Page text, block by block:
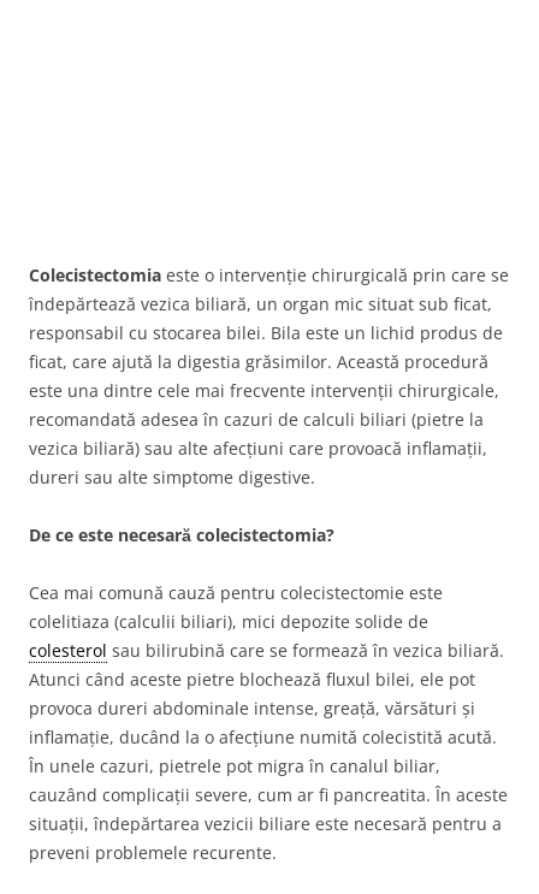
Colecistectomia este o intervenție chirurgicală prin care se
îndepărtează vezica biliară, un organ mic situat sub ficat,
responsabil cu stocarea bilei. Bila este un lichid produs de
ficat, care ajută la digestia grăsimilor. Această procedură
este una dintre cele mai frecvente intervenții chirurgicale,
recomandată adesea în cazuri de calculi biliari (pietre la
vezica biliară) sau alte afecțiuni care provoacă inflamații,
dureri sau alte simptome digestive.
De ce este necesară colecistectomia?
Cea mai comună cauză pentru colecistectomie este
colelitiaza (calculii biliari), mici depozite solide de
colesterol sau bilirubină care se formează în vezica biliară.
Atunci când aceste pietre blochează fluxul bilei, ele pot
provoca dureri abdominale intense, greață, vărsături și
inflamație, ducând la o afecțiune numită colecistită acută.
În unele cazuri, pietrele pot migra în canalul biliar,
cauzând complicații severe, cum ar fi pancreatita. În aceste
situații, îndepărtarea vezicii biliare este necesară pentru a
preveni problemele recurente.